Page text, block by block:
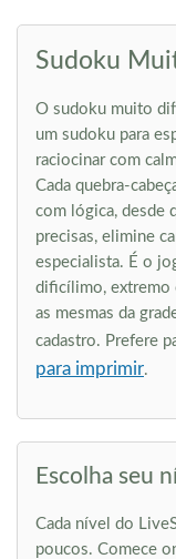
Sudoku
O sudoku muito
um sudoku para
raciocinar com
Cada quebra-
com lógica, desde
precisas, elimine
especialista. É o
dificílimo, extremo
as mesmas da
cadastro. Prefere
para imprimir.
Escolha seu
Cada nível do
poucos. Comece